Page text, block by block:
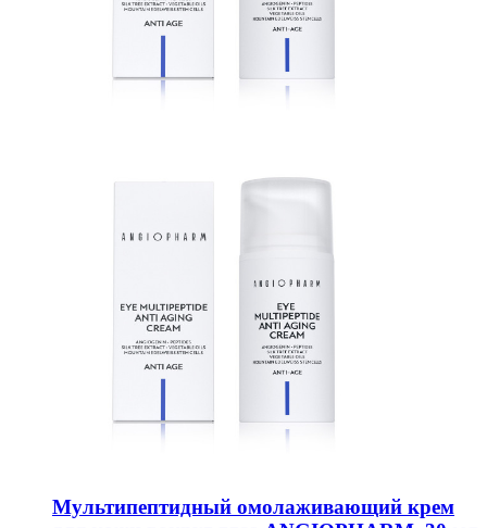
Мультипептидный омолаживающий крем